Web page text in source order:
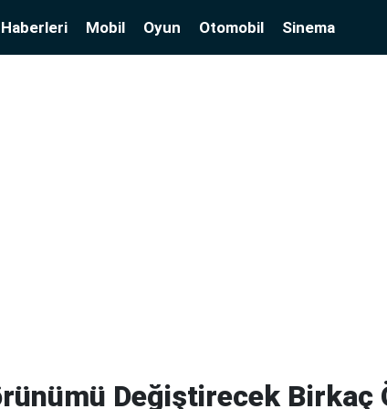
Mobil Oyun Otomobil Sinema
Değiştirecek Birkaç